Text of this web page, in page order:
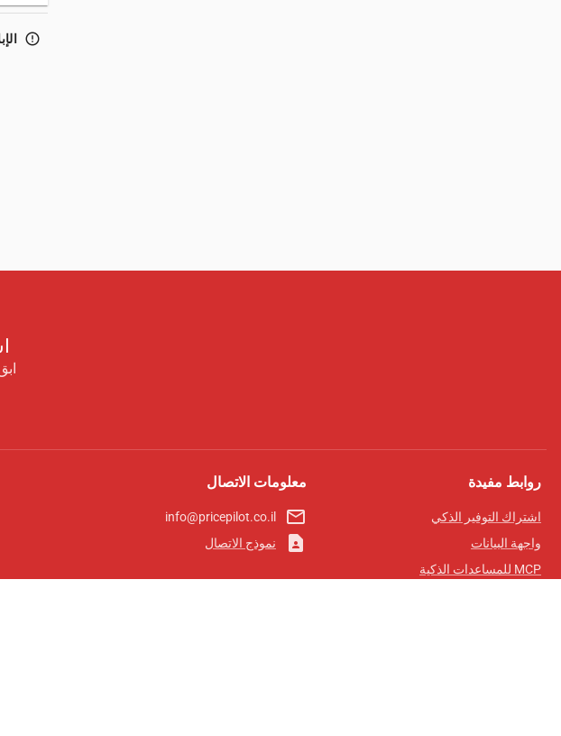
error_outline
روابط مفيدة
اشتراك التوفير الذكي
واجهة البيانات
MCP للمساعدات الذكية
معلومات الاتصال
mail_outline
info@pricepilot.co.il
contact_page نموذج الاتصال